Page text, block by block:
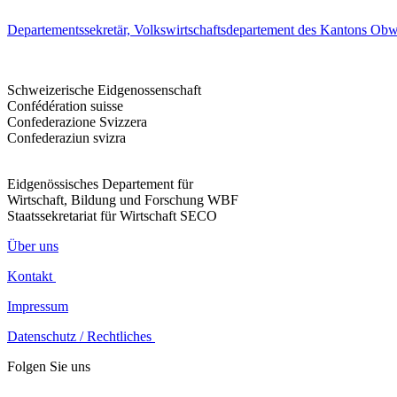
Departementssekretär, Volkswirtschaftsdepartement des Kantons
Schweizerische Eidgenossenschaft
Confédération suisse
Confederazione Svizzera
Confederaziun svizra
Eidgenössisches Departement für
Wirtschaft, Bildung und Forschung WBF
Staatssekretariat für Wirtschaft SECO
Über uns
Kontakt
Impressum
Datenschutz / Rechtliches
Folgen Sie uns